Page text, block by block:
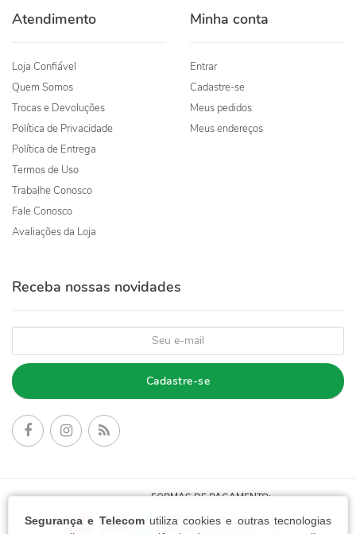
Segurança e Telecomutiliza cookies e outras tecnologias
Atendimento
Loja Confiável
Quem Somos
Trocas e Devoluções
Política de Privacidade
Política de Entrega
Termos de Uso
Trabalhe Conosco
Fale Conosco
Avaliações da Loja
Minha conta
Entrar
Cadastre-se
Meus pedidos
Meus endereços
Receba nossas novidades
Cadastre-se
FORMAS DE PAGAMENTO: